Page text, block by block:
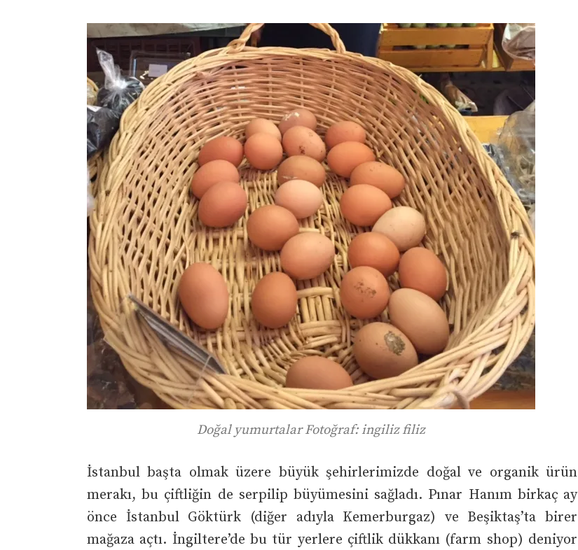
Doğal yumurtalar Fotoğraf: ingiliz filiz
İstanbul başta olmak üzere büyük şehirlerimizde doğal ve organik ürün
merakı, bu çiftliğin de serpilip büyümesini sağladı. Pınar Hanım birkaç ay
önce İstanbul Göktürk (diğer adıyla Kemerburgaz) ve Beşiktaş’ta birer
mağaza açtı. İngiltere’de bu tür yerlere çiftlik dükkanı (farm shop) deniyor